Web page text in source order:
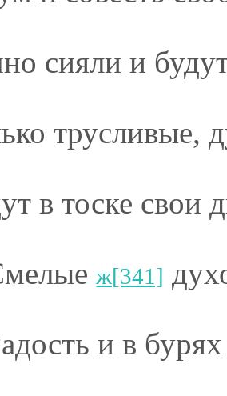
сияли и
трусливые,
в тоске свои
ж[341]
и в